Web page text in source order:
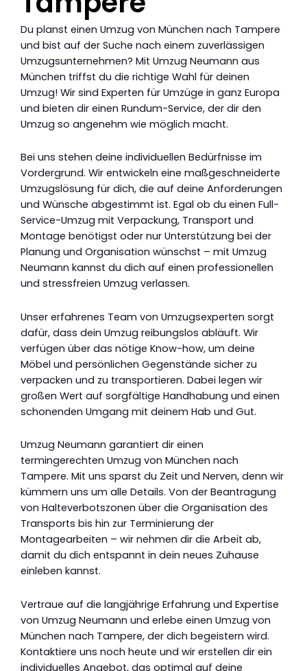
Du planst einen Umzug von München nach Tampere
und bist auf der Suche nach einem zuverlässigen
Umzugsunternehmen? Mit Umzug Neumann aus
München triffst du die richtige Wahl für deinen
Umzug! Wir sind Experten für Umzüge in ganz Europa
und bieten dir einen Rundum-Service, der dir den
Umzug so angenehm wie möglich macht.
Bei uns stehen deine individuellen Bedürfnisse im
Vordergrund. Wir entwickeln eine maßgeschneiderte
Umzugslösung für dich, die auf deine Anforderungen
und Wünsche abgestimmt ist. Egal ob du einen Full-
Service-Umzug mit Verpackung, Transport und
Montage benötigst oder nur Unterstützung bei der
Planung und Organisation wünschst – mit Umzug
Neumann kannst du dich auf einen professionellen
und stressfreien Umzug verlassen.
Unser erfahrenes Team von Umzugsexperten sorgt
dafür, dass dein Umzug reibungslos abläuft. Wir
verfügen über das nötige Know-how, um deine
Möbel und persönlichen Gegenstände sicher zu
verpacken und zu transportieren. Dabei legen wir
großen Wert auf sorgfältige Handhabung und einen
schonenden Umgang mit deinem Hab und Gut.
Umzug Neumann garantiert dir einen
termingerechten Umzug von München nach
Tampere. Mit uns sparst du Zeit und Nerven, denn wir
kümmern uns um alle Details. Von der Beantragung
von Halteverbotszonen über die Organisation des
Transports bis hin zur Terminierung der
Montagearbeiten – wir nehmen dir die Arbeit ab,
damit du dich entspannt in dein neues Zuhause
einleben kannst.
Vertraue auf die langjährige Erfahrung und Expertise
von Umzug Neumann und erlebe einen Umzug von
München nach Tampere, der dich begeistern wird.
Kontaktiere uns noch heute und wir erstellen dir ein
individuelles Angebot, das optimal auf deine